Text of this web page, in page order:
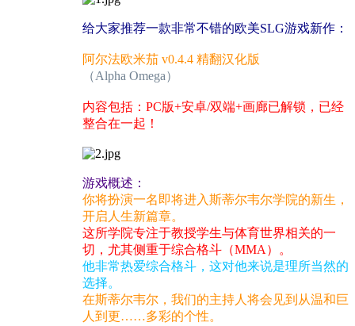
给大家推荐一款非常不错的欧美SLG游戏新作：
阿尔法欧米茄 v0.4.4 精翻汉化版
（Alpha Omega）
内容包括：PC版+安卓/双端+画廊已解锁，已经
整合在一起！
游戏概述：
你将扮演一名即将进入斯蒂尔韦尔学院的新生，
开启人生新篇章。
这所学院专注于教授学生与体育世界相关的一
切，尤其侧重于综合格斗（MMA）。
他非常热爱综合格斗，这对他来说是理所当然的
选择。
在斯蒂尔韦尔，我们的主持人将会见到从温和巨
人到更……多彩的个性。